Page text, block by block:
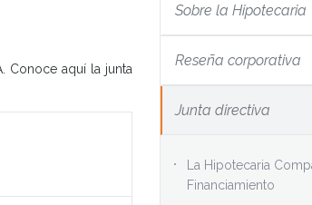
Conoce aquí la junta
Sobre la Hipotecaria
Reseña corporativa
Junta directiva
La Hipotecaria
Financiamiento